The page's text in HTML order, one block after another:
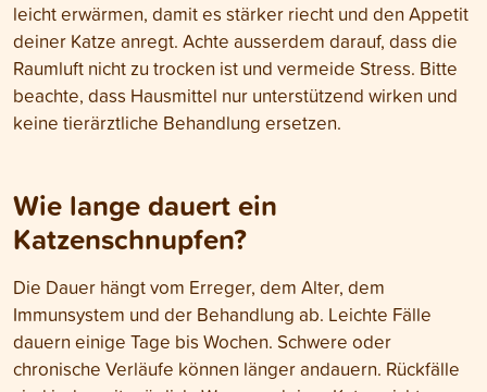
leicht erwärmen, damit es stärker riecht und den Appetit
deiner Katze anregt. Achte ausserdem darauf, dass die
Raumluft nicht zu trocken ist und vermeide Stress. Bitte
beachte, dass Hausmittel nur unterstützend wirken und
keine tierärztliche Behandlung ersetzen.
Wie lange dauert ein
Katzenschnupfen?
Die Dauer hängt vom Erreger, dem Alter, dem
Immunsystem und der Behandlung ab. Leichte Fälle
dauern einige Tage bis Wochen. Schwere oder
chronische Verläufe können länger andauern. Rückfälle